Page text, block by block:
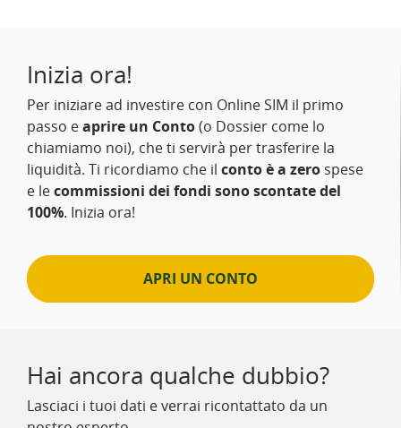
Inizia ora!
Per iniziare ad investire con Online SIM il primo
passo eaprire un Conto(o Dossier come lo
chiamiamo noi), che ti servirà per trasferire la
liquidità. Ti ricordiamo che il conto è a zero spese
e lecommissioni dei fondi sono scontate del
100%. Inizia ora!
APRI UN CONTO
Hai ancora qualche dubbio?
Lasciaci i tuoi dati e verrai ricontattato da un